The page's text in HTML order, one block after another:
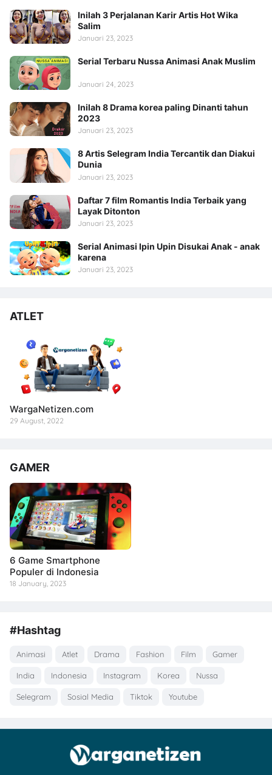
Inilah 3 Perjalanan Karir Artis Hot Wika
Salim
Januari 23, 2023
Serial Terbaru Nussa Animasi Anak Muslim
Januari 24, 2023
Inilah 8 Drama korea paling Dinanti tahun
2023
Januari 23, 2023
8 Artis Selegram India Tercantik dan Diakui
Dunia
Januari 23, 2023
Daftar 7 film Romantis India Terbaik yang
Layak Ditonton
Januari 23, 2023
Serial Animasi Ipin Upin Disukai Anak - anak
karena
Januari 23, 2023
ATLET
WargaNetizen.com
29 August, 2022
GAMER
6 Game Smartphone
Populer di Indonesia
18 January, 2023
#Hashtag
Animasi Atlet Drama Fashion Film Gamer
India Indonesia Instagram Korea Nussa
Selegram Sosial Media Tiktok Youtube